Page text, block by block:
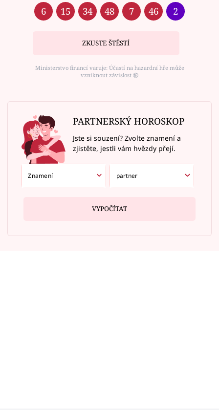
6 15 34 48 7 46 2
ZKUSTE ŠTĚSTÍ
Ministerstvo financí varuje: Účastí na hazardní hře může
vzniknout závislost ⑱
PARTNERSKÝ HOROSKOP
Jste si souzení? Zvolte znamení a
zjistěte, jestli vám hvězdy přejí.
VYPOČÍTAT